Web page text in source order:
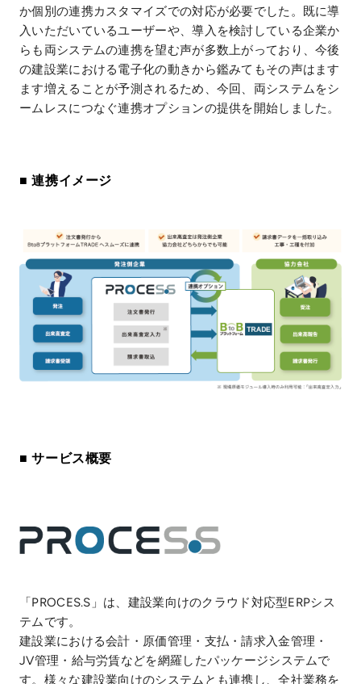
か個別の連携カスタマイズでの対応が必要でした。既に導
入いただいているユーザーや、導入を検討している企業か
らも両システムの連携を望む声が多数上がっており、今後
の建設業における電子化の動きから鑑みてもその声はます
ます増えることが予測されるため、今回、両システムをシ
ームレスにつなぐ連携オプションの提供を開始しました。
■ 連携イメージ
■ サービス概要
「PROCES.S」は、建設業向けのクラウド対応型ERPシス
テムです。
建設業における会計・原価管理・支払・請求入金管理・
JV管理・給与労賃などを網羅したパッケージシステムで
す。様々な建設業向けのシステムとも連携し、全社業務を